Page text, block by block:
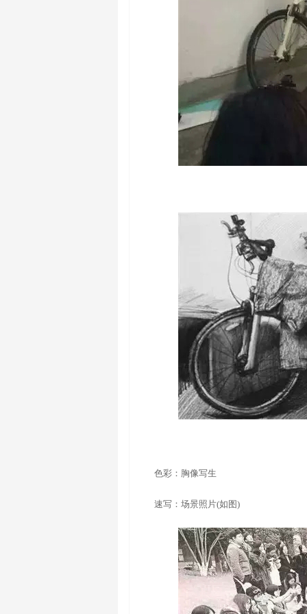
色彩：胸像写生
速写：场景照片(如图)